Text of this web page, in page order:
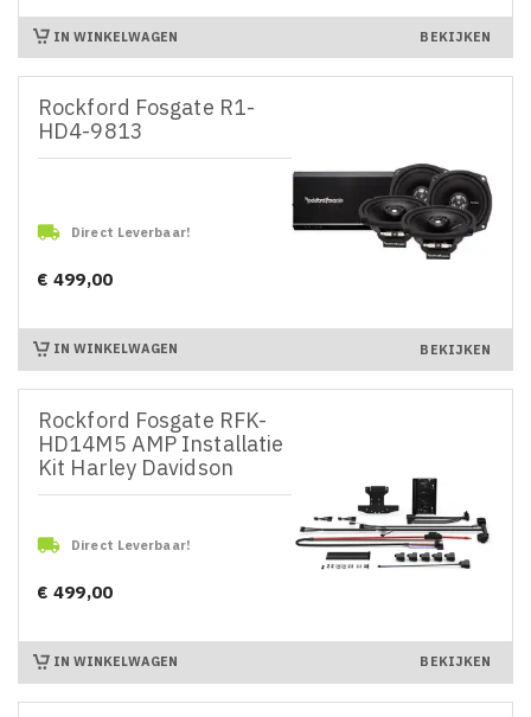
IN WINKELWAGEN BEKIJKEN
Rockford Fosgate R1-
HD4-9813
 Direct Leverbaar!
Prijs
€ 499,00
IN WINKELWAGEN BEKIJKEN
Rockford Fosgate RFK-
HD14M5 AMP Installatie
Kit Harley Davidson
 Direct Leverbaar!
Prijs
€ 499,00
IN WINKELWAGEN BEKIJKEN